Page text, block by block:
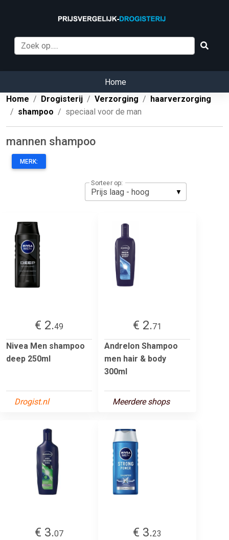
Home
Home
Drogisterij Verzorging
haarverzorging
shampoo
speciaal voor de man
mannen shampoo
MERK:
Sorteer op:
€ 2.49
Nivea Men shampoo
deep 250ml
Drogist.nl
€ 2.71
Andrelon Shampoo
men hair & body
300ml
Meerdere shops
€ 3.07
€ 3.23